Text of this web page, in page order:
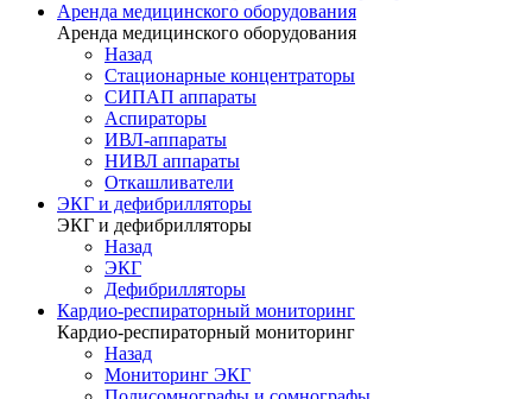
Аренда медицинского оборудования
Аренда медицинского оборудования
Назад
Стационарные концентраторы
СИПАП аппараты
Аспираторы
ИВЛ-аппараты
НИВЛ аппараты
Откашливатели
ЭКГ и дефибрилляторы
ЭКГ и дефибрилляторы
Назад
ЭКГ
Дефибрилляторы
Кардио-респираторный мониторинг
Кардио-респираторный мониторинг
Назад
Мониторинг ЭКГ